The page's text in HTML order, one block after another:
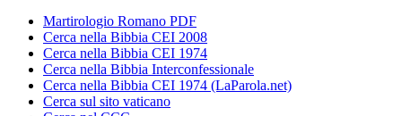
Martirologio Romano PDF
Cerca nella Bibbia CEI 2008
Cerca nella Bibbia CEI 1974
Cerca nella Bibbia Interconfessionale
Cerca nella Bibbia CEI 1974 (LaParola.net)
Cerca sul sito vaticano